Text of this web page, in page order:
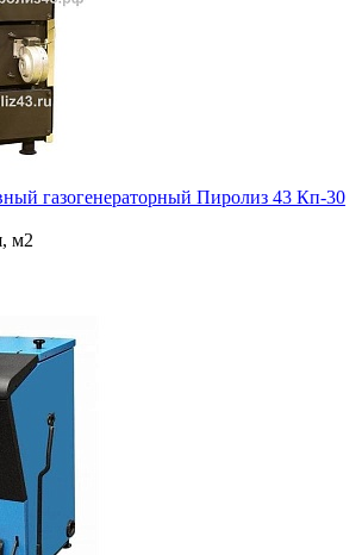
газогенераторный Пиролиз 43 Кп-30
м2